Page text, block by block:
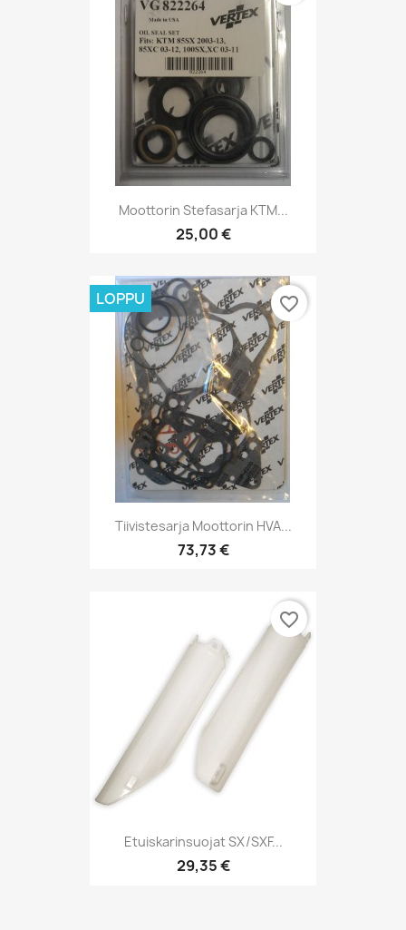
Moottorin Stefasarja KTM...
25,00 €
Tiivistesarja Moottorin HVA...
73,73 €
LOPPU favorite_border
Etuiskarinsuojat SX/SXF...
29,35 €
favorite_border